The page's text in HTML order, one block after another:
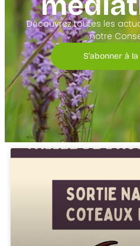
Découvrez toutes les
notre
S'abonner à